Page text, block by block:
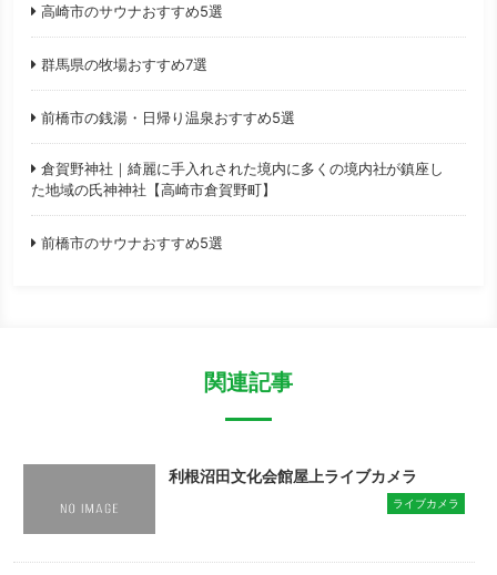
高崎市のサウナおすすめ5選
群馬県の牧場おすすめ7選
前橋市の銭湯・日帰り温泉おすすめ5選
倉賀野神社｜綺麗に手入れされた境内に多くの境内社が鎮座し
た地域の氏神神社【高崎市倉賀野町】
前橋市のサウナおすすめ5選
関連記事
利根沼田文化会館屋上ライブカメラ
ライブカメラ